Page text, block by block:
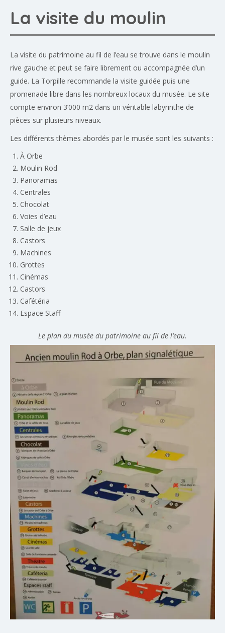
La visite du moulin
La visite du patrimoine au fil de l’eau se trouve dans le moulin
rive gauche et peut se faire librement ou accompagnée d’un
guide. La Torpille recommande la visite guidée puis une
promenade libre dans les nombreux locaux du musée. Le site
compte environ 3’000 m2 dans un véritable labyrinthe de
pièces sur plusieurs niveaux.
Les différents thèmes abordés par le musée sont les suivants :
À Orbe
Moulin Rod
Panoramas
Centrales
Chocolat
Voies d’eau
Salle de jeux
Castors
Machines
Grottes
Cinémas
Castors
Cafétéria
Espace Staff
Le plan du musée du patrimoine au fil de l’eau.